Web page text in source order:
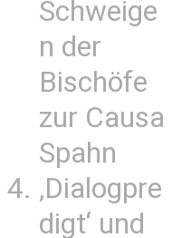
Schweige
n der
Bischöfe
zur Causa
Spahn
‚Dialogpre
digt‘ und